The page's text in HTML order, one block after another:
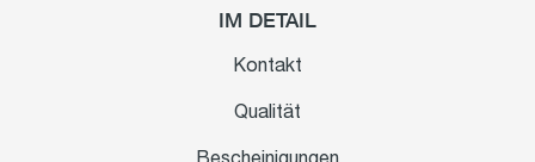
IM DETAIL
Kontakt
Qualität